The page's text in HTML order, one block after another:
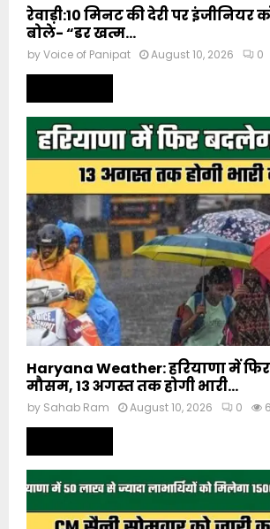
रेवाड़ी:10 मिनट की देरी पर इंजीनियर
बोले- “डर खत्म...
byVoice of Panipat August 10, 2026 0
Haryana Weather: हरियाणा में
मौसम, 13 अगस्त तक होगी भारी...
by Sahab Ram August 10, 2026 0 6